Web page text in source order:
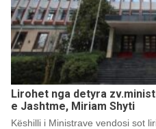
Lirohet nga detyra
e Jashtme, Miriam Shyti
Këshilli i Ministrave vendosi sot